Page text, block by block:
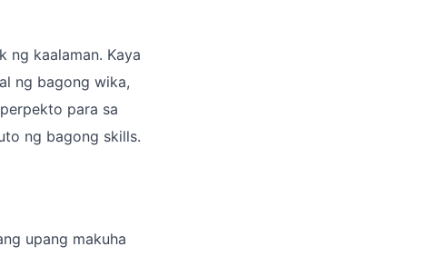
ng kaalaman. Kaya
ng bagong wika,
para sa
ng bagong skills.
upang makuha